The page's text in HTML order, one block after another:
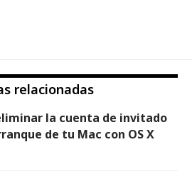
relacionadas
la cuenta de invitado
de tu Mac con OS X